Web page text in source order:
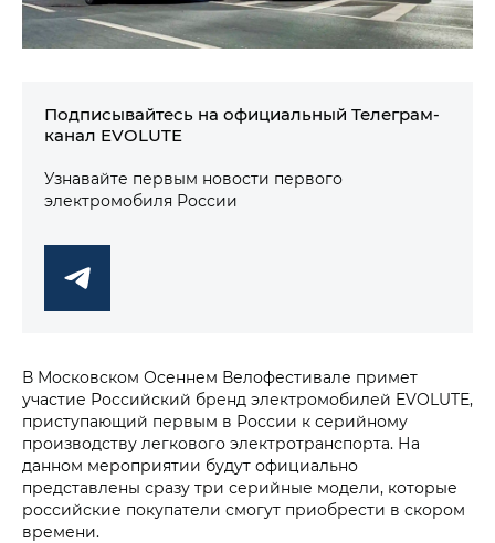
Подписывайтесь на официальный Телеграм-
канал EVOLUTE
Узнавайте первым новости первого
электромобиля России
В Московском Осеннем Велофестивале примет
участие Российский бренд электромобилей EVOLUTE,
приступающий первым в России к серийному
производству легкового электротранспорта. На
данном мероприятии будут официально
представлены сразу три серийные модели, которые
российские покупатели смогут приобрести в скором
времени.